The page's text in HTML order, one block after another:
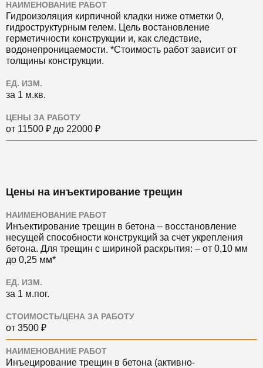
НАИМЕНОВАНИЕ РАБОТ
Гидроизоляция кирпичной кладки ниже отметки 0,
гидроструктурным гелем. Цель востановление
герметичности конструкции и, как следствие,
водонепроницаемости. *Стоимость работ зависит от
толщины конструкции.
ЕД. ИЗМ.
за 1 м.кв.
ЦЕНЫ ЗА РАБОТУ
от 11500 ₽ до 22000 ₽
Цены на инъектирование трещин
НАИМЕНОВАНИЕ РАБОТ
Инъектирование трещин в бетона ‒ восстановление
несущей способности конструкций за счет укрепления
бетона. Для трещин с шириной раскрытия: ‒ от 0,10 мм
до 0,25 мм*
ЕД. ИЗМ.
за 1 м.пог.
СТОИМОСТЬ/ЦЕНА ЗА РАБОТУ
от 3500 ₽
НАИМЕНОВАНИЕ РАБОТ
Инъецирование трещин в бетона (активно-